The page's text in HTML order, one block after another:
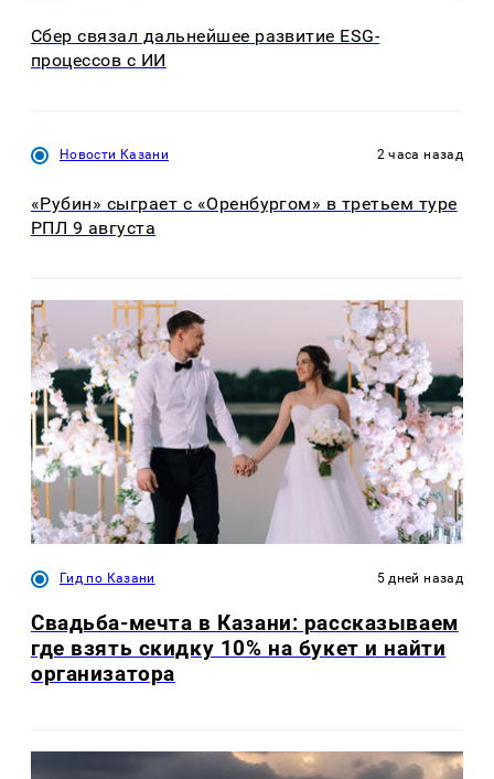
Сбер связал дальнейшее развитие ESG-
процессов с ИИ
Новости Казани 2 часа назад
«Рубин» сыграет с «Оренбургом» в третьем туре
РПЛ 9 августа
Гид по Казани 5 дней назад
Свадьба-мечта в Казани: рассказываем
где взять скидку 10% на букет и найти
организатора